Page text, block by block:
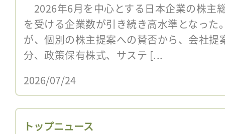
2026年6月を中心とする日本企業の株主
を受ける企業数が引き続き高水準となった
が、個別の株主提案への賛否から、会社提
分、政策保有株式、サステ [...
2026/07/24
トップニュース